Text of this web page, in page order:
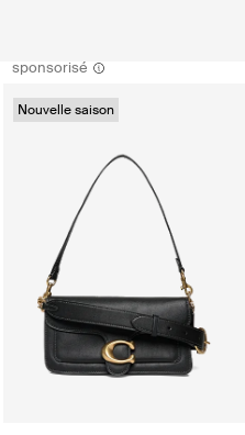
sponsorisé
Nouvelle saison